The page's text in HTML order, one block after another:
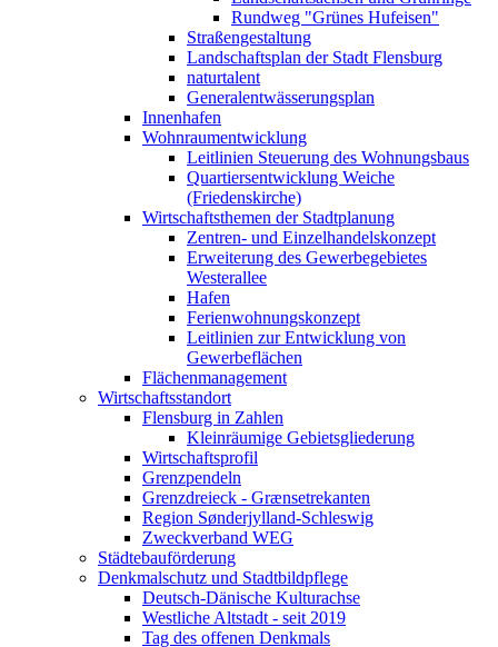
Rundweg "Grünes Hufeisen"
Straßengestaltung
Landschaftsplan der Stadt Flensburg
naturtalent
Generalentwässerungsplan
Innenhafen
Wohnraumentwicklung
Leitlinien Steuerung des Wohnungsbaus
Quartiersentwicklung Weiche
(Friedenskirche)
Wirtschaftsthemen der Stadtplanung
Zentren- und Einzelhandelskonzept
Erweiterung des Gewerbegebietes
Westerallee
Hafen
Ferienwohnungskonzept
Leitlinien zur Entwicklung von
Gewerbeflächen
Flächenmanagement
Wirtschaftsstandort
Flensburg in Zahlen
Kleinräumige Gebietsgliederung
Wirtschaftsprofil
Grenzpendeln
Grenzdreieck - Grænsetrekanten
Region Sønderjylland-Schleswig
Zweckverband WEG
Städtebauförderung
Denkmalschutz und Stadtbildpflege
Deutsch-Dänische Kulturachse
Westliche Altstadt - seit 2019
Tag des offenen Denkmals